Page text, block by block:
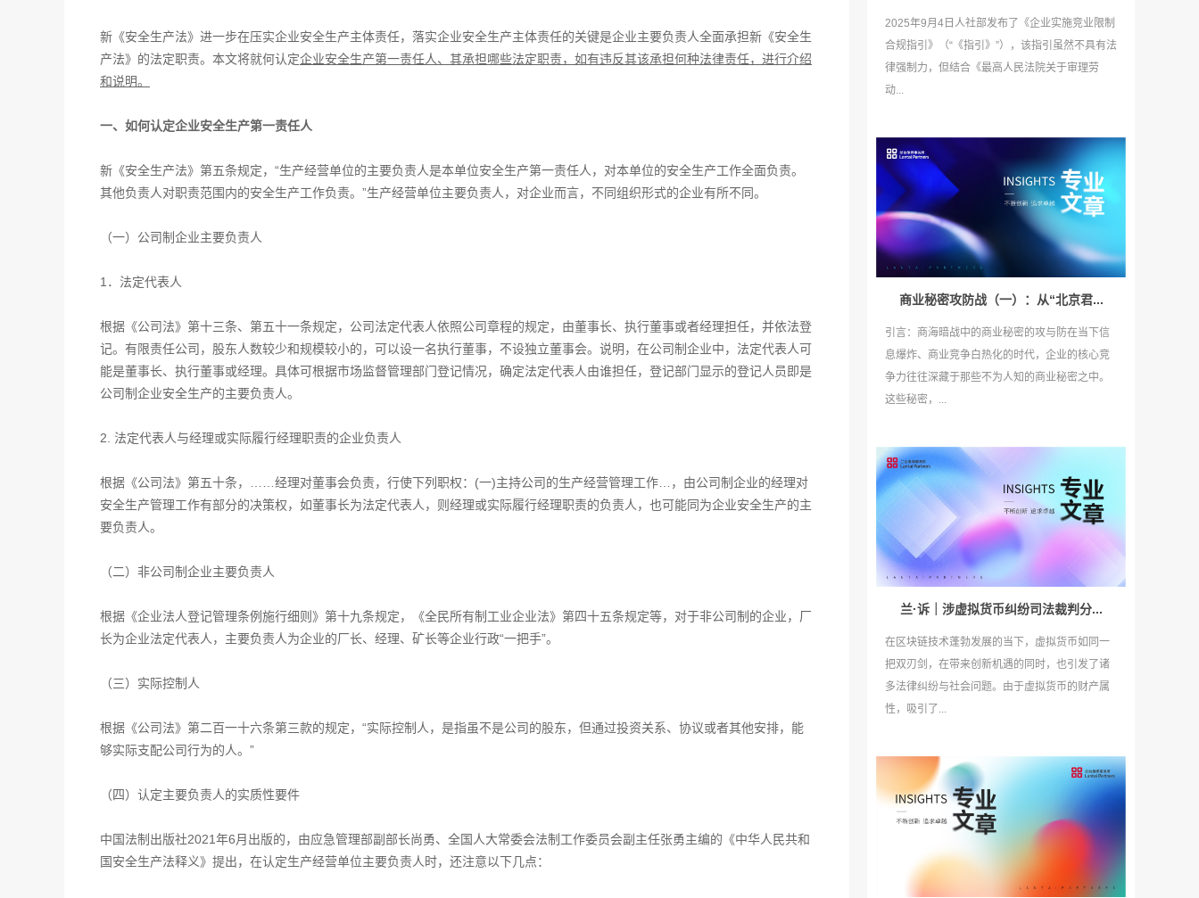
新《安全生产法》进一步在压实企业安全生产主体责任，落实企业安全生产主体责任的关键是企业主要负责人全面承担新《安全生
产法》的法定职责。本文将就何认定企业安全生产第一责任人、其承担哪些法定职责，如有违反其该承担何种法律责任，进行介绍
和说明。
一、如何认定企业安全生产第一责任人
新《安全生产法》第五条规定，“生产经营单位的主要负责人是本单位安全生产第一责任人，对本单位的安全生产工作全面负责。
其他负责人对职责范围内的安全生产工作负责。”生产经营单位主要负责人，对企业而言，不同组织形式的企业有所不同。
（一）公司制企业主要负责人
1．法定代表人
根据《公司法》第十三条、第五十一条规定，公司法定代表人依照公司章程的规定，由董事长、执行董事或者经理担任，并依法登
记。有限责任公司，股东人数较少和规模较小的，可以设一名执行董事，不设独立董事会。说明，在公司制企业中，法定代表人可
能是董事长、执行董事或经理。具体可根据市场监督管理部门登记情况，确定法定代表人由谁担任，登记部门显示的登记人员即是
公司制企业安全生产的主要负责人。
2. 法定代表人与经理或实际履行经理职责的企业负责人
根据《公司法》第五十条，……经理对董事会负责，行使下列职权：(一)主持公司的生产经营管理工作…，由公司制企业的经理对
安全生产管理工作有部分的决策权，如董事长为法定代表人，则经理或实际履行经理职责的负责人，也可能同为企业安全生产的主
要负责人。
（二）非公司制企业主要负责人
根据《企业法人登记管理条例施行细则》第十九条规定，《全民所有制工业企业法》第四十五条规定等，对于非公司制的企业，厂
长为企业法定代表人，主要负责人为企业的厂长、经理、矿长等企业行政“一把手”。
（三）实际控制人
根据《公司法》第二百一十六条第三款的规定，“实际控制人，是指虽不是公司的股东，但通过投资关系、协议或者其他安排，能
够实际支配公司行为的人。”
（四）认定主要负责人的实质性要件
中国法制出版社2021年6月出版的，由应急管理部副部长尚勇、全国人大常委会法制工作委员会副主任张勇主编的《中华人民共和
国安全生产法释义》提出，在认定生产经营单位主要负责人时，还注意以下几点：
2025年9月4日人社部发布了《企业实施竞业限制
合规指引》（“《指引》”），该指引虽然不具有法
律强制力，但结合《最高人民法院关于审理劳
动...
商业秘密攻防战（一）：从“北京君...
引言：商海暗战中的商业秘密的攻与防在当下信
息爆炸、商业竞争白热化的时代，企业的核心竞
争力往往深藏于那些不为人知的商业秘密之中。
这些秘密，...
兰·诉｜涉虚拟货币纠纷司法裁判分...
在区块链技术蓬勃发展的当下，虚拟货币如同一
把双刃剑，在带来创新机遇的同时，也引发了诸
多法律纠纷与社会问题。由于虚拟货币的财产属
性，吸引了...